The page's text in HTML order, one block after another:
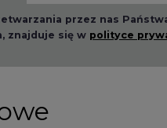
przez nas
znajduje się w polityce